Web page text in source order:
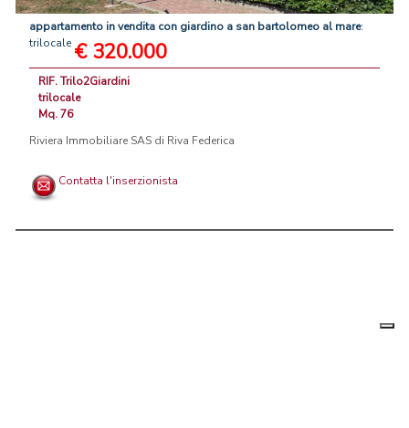
appartamento invendita con giardino a san bartolomeo al mare:
trilocale € 320.000
RIF. Trilo2Giardini
trilocale
Mq. 76
Riviera Immobiliare SAS di Riva Federica
Contatta l'inserzionista